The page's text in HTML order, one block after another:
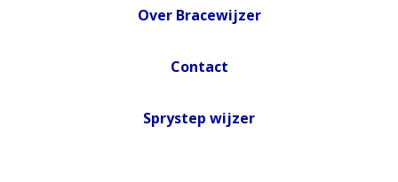
Over Bracewijzer
Contact
Sprystep wijzer